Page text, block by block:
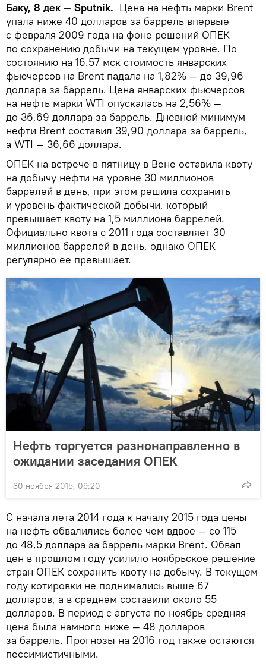
Баку, 8 дек — Sputnik. Цена на нефть марки Brent
упала ниже 40 долларов за баррель впервые
с февраля 2009 года на фоне решений ОПЕК
по сохранению добычи на текущем уровне. По
состоянию на 16.57 мск стоимость январских
фьючерсов на Brent падала на 1,82% — до 39,96
доллара за баррель. Цена январских фьючерсов
на нефть марки WTI опускалась на 2,56% —
до 36,69 доллара за баррель. Дневной минимум
нефти Brent составил 39,90 доллара за баррель,
а WTI — 36,66 доллара.
ОПЕК на встрече в пятницу в Вене оставила квоту
на добычу нефти на уровне 30 миллионов
баррелей в день, при этом решила сохранить
и уровень фактической добычи, который
превышает квоту на 1,5 миллиона баррелей.
Официально квота с 2011 года составляет 30
миллионов баррелей в день, однако ОПЕК
регулярно ее превышает.
Нефть торгуется разнонаправленно в
ожидании заседания ОПЕК
30 ноября 2015, 09:20
С начала лета 2014 года к началу 2015 года цены
на нефть обвалились более чем вдвое — со 115
до 48,5 доллара за баррель марки Brent. Обвал
цен в прошлом году усилило ноябрьское решение
стран ОПЕК сохранить квоту на добычу. В текущем
году котировки не поднимались выше 67
долларов, а в среднем составили около 55
долларов. В период с августа по ноябрь средняя
цена была намного ниже — 48 долларов
за баррель. Прогнозы на 2016 год также остаются
пессимистичными.